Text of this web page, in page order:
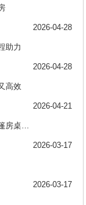
2026-04-28
助力
2026-04-28
高效
2026-04-21
劲牌神农架酒业第五届封藏文化旅游节，信阳篷房桌椅出租助力布场
2026-03-17
2026-03-17